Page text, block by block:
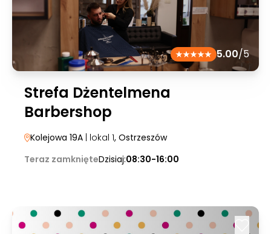
5.00/5
Strefa Dżentelmena
Barbershop
Kolejowa 19A | lokal 1, Ostrzeszów
Teraz zamknięteDzisiaj:08:30-16:00